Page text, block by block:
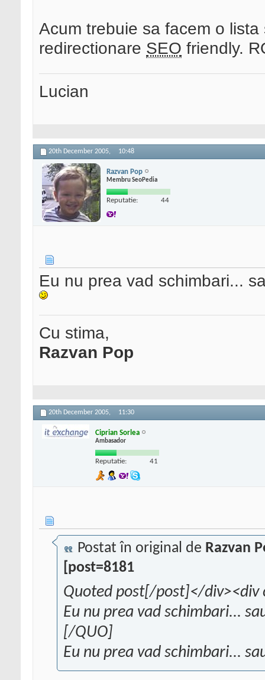
Acum trebuie sa facem o
redirectionare SEO friendly.
Lucian
20th December 2005, 10:48
Razvan Pop
Membru SeoPedia
Reputatie: 44
Eu nu prea vad schimbari...
Cu stima,
Razvan Pop
20th December 2005, 11:30
Ciprian Sorlea
Ambasador
Reputatie: 41
Postat în original de Razvan
[post=8181
Quoted post[/post]</div><div
Eu nu prea vad schimbari...
[/QUO]
Eu nu prea vad schimbari...